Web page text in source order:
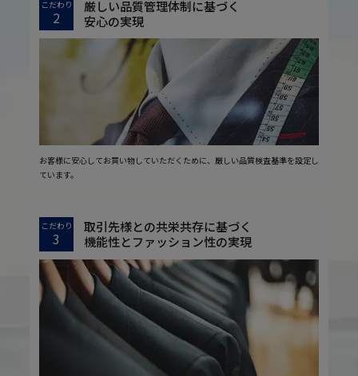
こだわり
2
厳しい品質管理体制に基づく
安心の実現
お客様に安心してお買い物していただくために、厳しい品質検査基準を設定し
ています。
こだわり
3
取引先様との共栄共存に基づく
機能性とファッション性の実現